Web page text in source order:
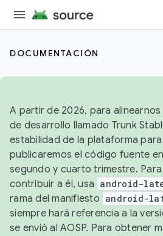
DOCUMENTACIÓN
A partir de 2026, para
de desarrollo llamado Trunk
estabilidad de la plataforma
publicaremos el código fuente en
segundo y cuarto trimestre.
contribuir a él, usa android-
rama del manifiesto android-
siempre hará referencia a la
se envió al AOSP. Para obtener